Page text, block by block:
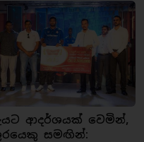
ආදර්ශයක් වෙමින්,
සමඟින්: